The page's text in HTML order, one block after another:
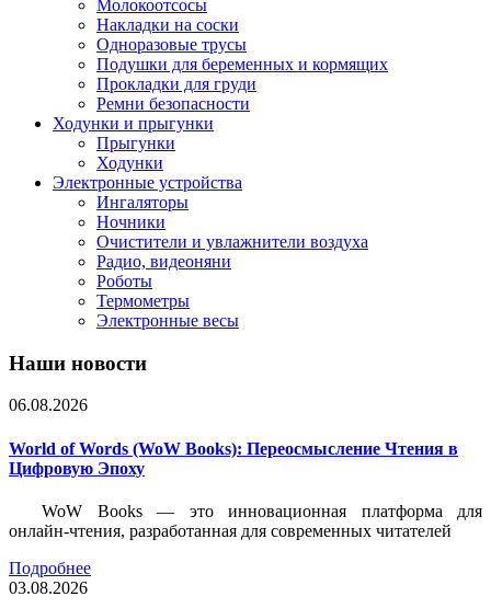
Молокоотсосы
Накладки на соски
Одноразовые трусы
Подушки для беременных и кормящих
Прокладки для груди
Ремни безопасности
Ходунки и прыгунки
Прыгунки
Ходунки
Электронные устройства
Ингаляторы
Ночники
Очистители и увлажнители воздуха
Радио, видеоняни
Роботы
Термометры
Электронные весы
Наши новости
06.08.2026
World of Words (WoW Books): Переосмысление Чтения в
Цифровую Эпоху
WoW Books — это инновационная платформа для
онлайн-чтения, разработанная для современных читателей
Подробнее
03.08.2026